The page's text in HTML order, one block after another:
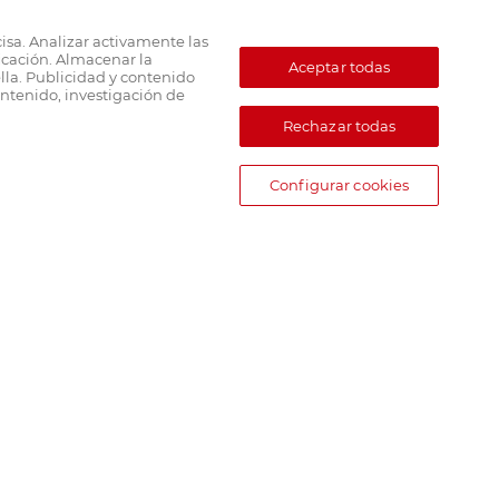
Analizar activamente las
Almacenar la
Publicidad y contenido
investigación de
Aceptar todas
Rechazar todas
Configurar cookies